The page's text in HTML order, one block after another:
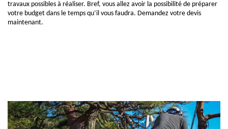
travaux possibles à réaliser. Bref, vous allez avoir la possibilité de préparer
votre budget dans le temps qu’il vous faudra. Demandez votre devis
maintenant.